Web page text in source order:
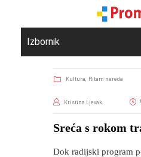
Izbornik
Kultura, Ritam nereda
Kristina Ljevak
​Sreća s rokom
Dok radijski program